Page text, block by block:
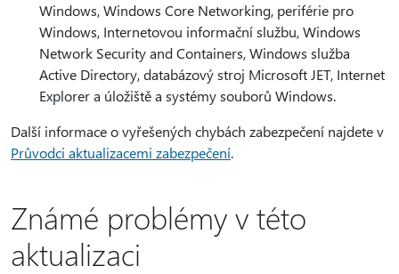
Windows, Windows Core Networking, periférie pro
Windows, Internetovou informační službu, Windows
Network Security and Containers, Windows služba
Active Directory, databázový stroj Microsoft JET, Internet
Explorer a úložiště a systémy souborů Windows.
Další informace o vyřešených chybách zabezpečení najdete v
Průvodci aktualizacemi zabezpečení.
Známé problémy v této
aktualizaci